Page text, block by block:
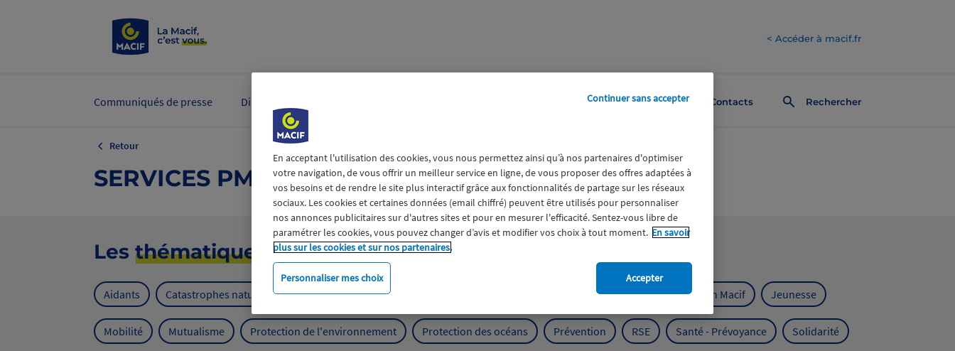
< Accéder à macif.fr
Contacts Rechercher
Communiqués de presse Dirigeants et experts
Retour
SERVICES PME
Les thématiques
Aidants Catastrophes naturelles Climat Engagement Expérience clients Fondation Macif Jeunesse
Mobilité Mutualisme Protection de l'environnement Protection des océans Prévention RSE Santé - Prévoyance Solidarité
En acceptant l'utilisation des cookies, vous nous permettez ainsi qu’à nos partenaires d'optimiser
votre navigation, de vous offrir un meilleur service en ligne, de vous proposer des offres adaptées à
vos besoins et de rendre le site plus interactif grâce aux fonctionnalités de partage sur les réseaux
sociaux. Les cookies et certaines données (email chiffré) peuvent être utilisés pour personnaliser
nos annonces publicitaires sur d'autres sites et pour en mesurer l'efficacité. Sentez-vous libre de
paramétrer les cookies, vous pouvez changer d’avis et modifier vos choix à tout moment. En savoir
plus sur les cookies et sur nos partenaires.
Personnaliser mes choix
Continuer sans accepter
Accepter